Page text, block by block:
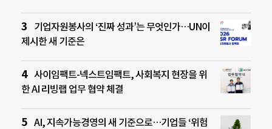
기업자원봉사의 ‘진짜 성과’는 무엇인가…UN이
제시한 새 기준은
사이임팩트-넥스트임팩트, 사회복지 현장을 위
한 AI 리빙랩 업무 협약 체결
AI, 지속가능경영의 새 기준으로…기업들 ‘위험